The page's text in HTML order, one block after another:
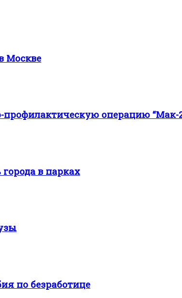
Москве
операцию “Мак-
в парках
по безработице